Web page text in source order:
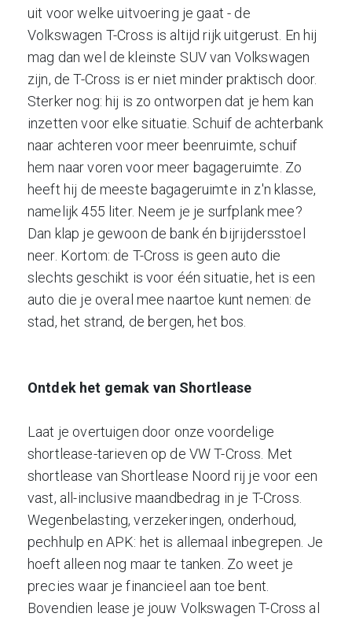
uit voor welke uitvoering je gaat - de
Volkswagen T-Cross is altijd rijk uitgerust. En hij
mag dan wel de kleinste SUV van Volkswagen
zijn, de T-Cross is er niet minder praktisch door.
Sterker nog: hij is zo ontworpen dat je hem kan
inzetten voor elke situatie. Schuif de achterbank
naar achteren voor meer beenruimte, schuif
hem naar voren voor meer bagageruimte. Zo
heeft hij de meeste bagageruimte in z'n klasse,
namelijk 455 liter. Neem je je surfplank mee?
Dan klap je gewoon de bank én bijrijdersstoel
neer. Kortom: de T-Cross is geen auto die
slechts geschikt is voor één situatie, het is een
auto die je overal mee naartoe kunt nemen: de
stad, het strand, de bergen, het bos.
Ontdek het gemak van Shortlease
Laat je overtuigen door onze voordelige
shortlease-tarieven op de VW T-Cross. Met
shortlease van Shortlease Noord rij je voor een
vast, all-inclusive maandbedrag in je T-Cross.
Wegenbelasting, verzekeringen, onderhoud,
pechhulp en APK: het is allemaal inbegrepen. Je
hoeft alleen nog maar te tanken. Zo weet je
precies waar je financieel aan toe bent.
Bovendien lease je jouw Volkswagen T-Cross al